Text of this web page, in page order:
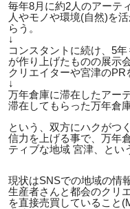
毎年8月に約2人のアーテ
人やモノや環境(自然)を
らう。
↓
コンスタントに続け、5
が作り上げたものの展示
クリエイターや宮津のPR
↓
万年倉庫に滞在したアー
滞在してもらった万年倉
という、双方にハクがつ
信力を上げる事で、万年
ティブな地域 宮津、とい
現状はSNSでの地域の情
生産者さんと都会のクリ
を直接売買していること